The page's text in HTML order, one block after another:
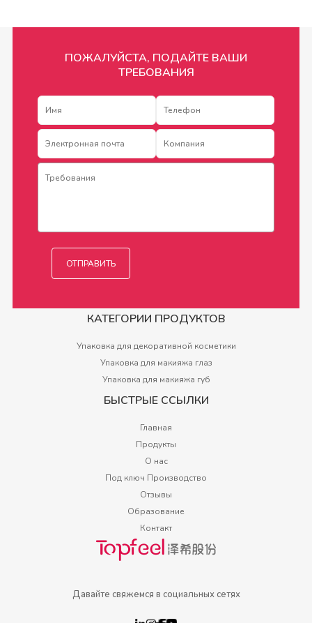
ПОЖАЛУЙСТА, ПОДАЙТЕ ВАШИ
ТРЕБОВАНИЯ
КАТЕГОРИИ ПРОДУКТОВ
Упаковка для декоративной косметики
Упаковка для макияжа глаз
Упаковка для макияжа губ
БЫСТРЫЕ ССЫЛКИ
Главная
Продукты
О нас
Под ключ Производство
Отзывы
Образование
Контакт
Давайте свяжемся в социальных сетях